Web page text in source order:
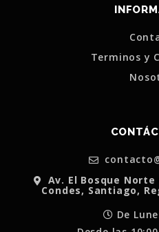
Terminos y
Av. El Bosque
Condes, Santiago,
De